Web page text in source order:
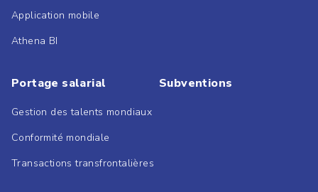
Application mobile
Athena BI
Portage salarial
Gestion des talents mondiaux
Conformité mondiale
Transactions transfrontalières
Subventions